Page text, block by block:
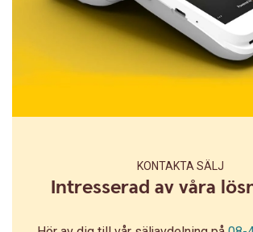
KONTAKTA SÄLJ
Intresserad av våra